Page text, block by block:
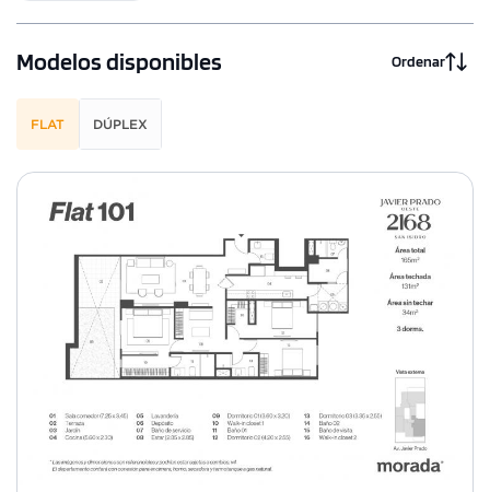
Modelos disponibles Ordenar
FLAT DÚPLEX